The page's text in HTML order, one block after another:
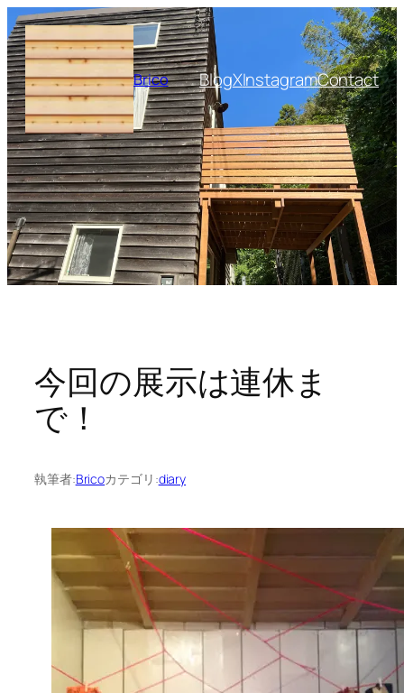
内
容
を
ス
キ
ッ
プ
Brico BlogXInstagramContact
今回の展示は連休ま
で！
執筆者:Bricoカテゴリ:diary